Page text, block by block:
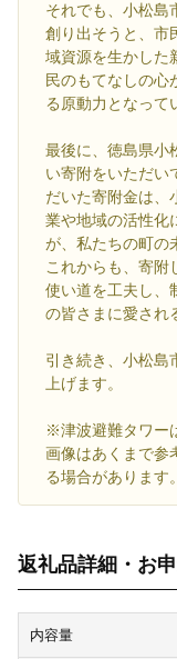
それでも、小松島
創り出そうと、市
域資源を生かした
民のもてなしの心
る原動力となって
最後に、徳島県小
い寄附をいただい
だいた寄附金は、
業や地域の活性化
が、私たちの町の
これからも、寄附
使い道を工夫し、
の皆さまに愛され
引き続き、小松島
上げます。
※津波避難タワー
画像はあくまで参
る場合があります。
返礼品詳細・お
内容量